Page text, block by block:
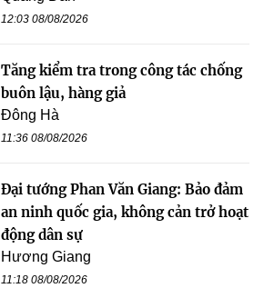
12:03 08/08/2026
Tăng kiểm tra trong công tác chống
buôn lậu, hàng giả
Đông Hà
11:36 08/08/2026
Đại tướng Phan Văn Giang: Bảo đảm
an ninh quốc gia, không cản trở hoạt
động dân sự
Hương Giang
11:18 08/08/2026